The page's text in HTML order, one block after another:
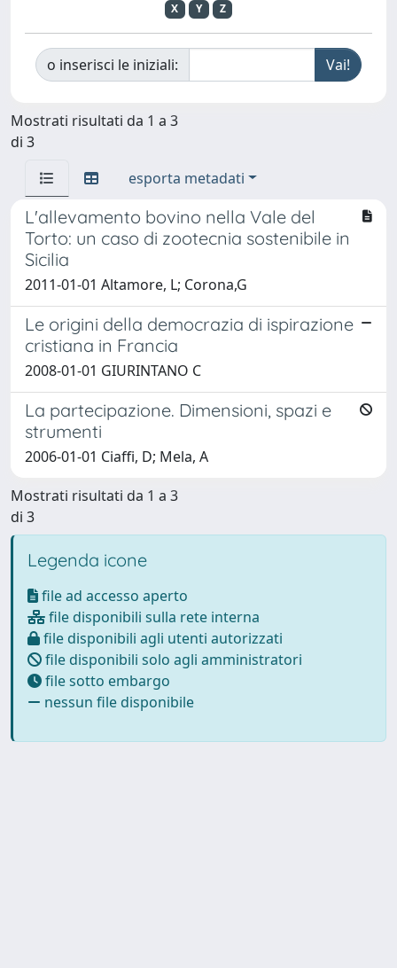
X
Y Z
o inserisci le iniziali:
Mostrati risultati da 1 a 3
di 3
esporta metadati
L'allevamento bovino nella Vale del
Torto: un caso di zootecnia sostenibile in
Sicilia
2011-01-01 Altamore, L; Corona,G
Le origini della democrazia di ispirazione
cristiana in Francia
2008-01-01 GIURINTANO C
La partecipazione. Dimensioni, spazi e
strumenti
2006-01-01 Ciaffi, D; Mela, A
Mostrati risultati da 1 a 3
di 3
Legenda icone
file ad accesso aperto
file disponibili sulla rete interna
file disponibili agli utenti autorizzati
file disponibili solo agli amministratori
file sotto embargo
nessun file disponibile